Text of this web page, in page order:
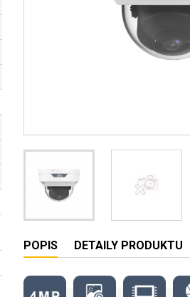
POPIS DETAILY PRODUKTU